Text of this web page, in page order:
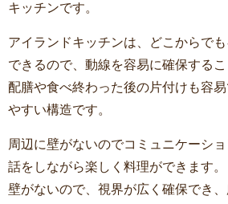
キッチンです。
アイランドキッチンは、どこからで
できるので、動線を容易に確保するこ
配膳や食べ終わった後の片付けも容
やすい構造です。
周辺に壁がないのでコミュニケーシ
話をしながら楽しく料理ができます。
壁がないので、視界が広く確保でき